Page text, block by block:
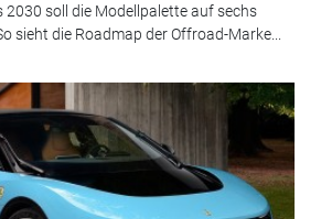
2030 soll die Modellpalette auf sechs
sieht die Roadmap der Offroad-Marke...